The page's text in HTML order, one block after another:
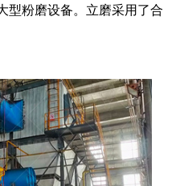
型粉磨设备。立磨采用了合